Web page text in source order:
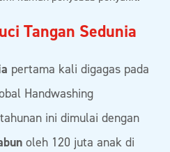
Tangan Sedunia
pertama kali digagas pada
Handwashing
ini dimulai dengan
oleh 120 juta anak di